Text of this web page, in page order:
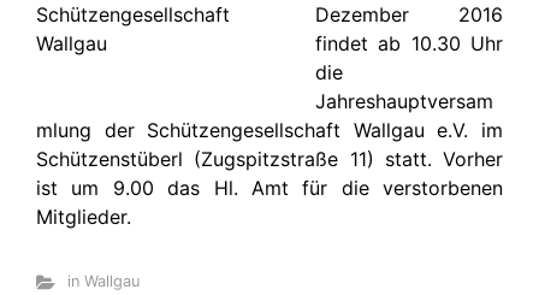
Dezember 2016
findet ab 10.30 Uhr
die
Jahreshauptversam
mlung der Schützengesellschaft Wallgau e.V. im
Schützenstüberl (Zugspitzstraße 11) statt. Vorher
ist um 9.00 das Hl. Amt für die verstorbenen
Mitglieder.
in Wallgau